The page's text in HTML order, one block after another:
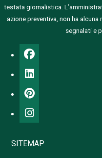
testata giornalistica.
azione preventiva, non ha
segnalati e
SITEMAP